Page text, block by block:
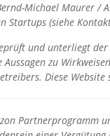
Michael Maurer /
Startups (siehe
und unterliegt
Aussagen zu
Diese
Partnerprogramm